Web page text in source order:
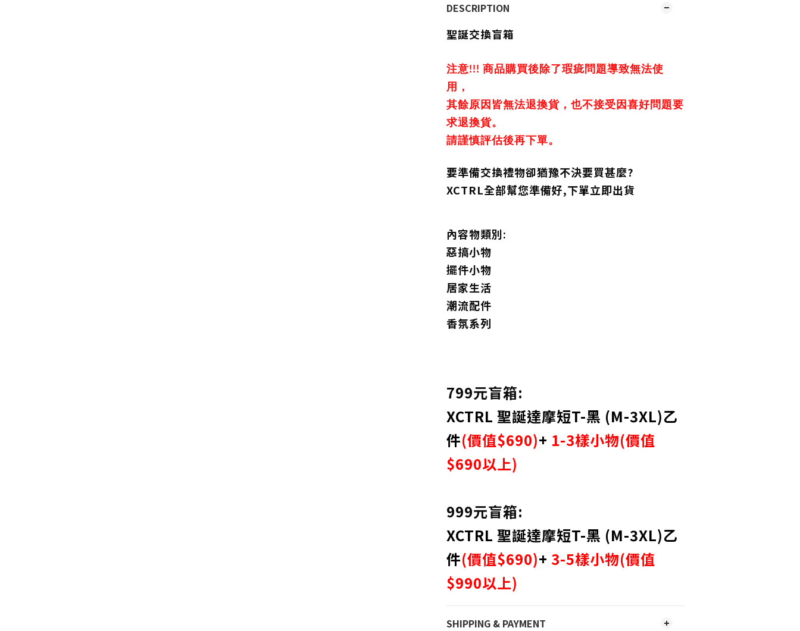
DESCRIPTION
聖誕交換盲箱
注意!!! 商品購買後除了瑕疵問題導致無法使
用，
其餘原因皆無法退換貨，也不接受因喜好問題要
求退換貨。
請謹慎評估後再下單。
要準備交換禮物卻猶豫不決要買甚麼?
XCTRL全部幫您準備好,下單立即出貨
內容物類別:
惡搞小物
擺件小物
居家生活
潮流配件
香氛系列
799元盲箱:
XCTRL 聖誕達摩短T-黑 (M-3XL)乙
件(價值$690)+ 1-3樣小物(價值
$690以上)
999元盲箱:
XCTRL 聖誕達摩短T-黑 (M-3XL)乙
件(價值$690)+ 3-5樣小物(價值
$990以上)
SHIPPING & PAYMENT